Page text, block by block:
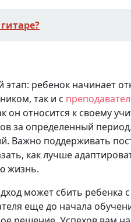
ребенок начинает
так и с
он относится к своему
за определенный
Важно поддерживать
как лучше
жизнь.
может сбить ребенка
еще до начала